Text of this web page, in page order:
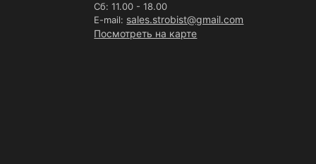
Сб: 11.00 - 18.00
E-mail: sales.strobist@gmail.com
Посмотреть на карте